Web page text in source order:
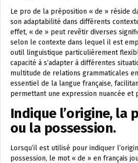
Le pro de la préposition « de » réside
son adaptabilité dans différents
effet, « de » peut revêtir diverses
selon le contexte dans lequel il est
outil linguistique particulièrement
capacité à s’adapter à différentes
multitude de relations grammaticales
essentiel de la langue française,
permettant une expression nuancée et
Indique l’origine, la
ou la possession.
Lorsqu’il est utilisé pour indiquer
possession, le mot « de » en français